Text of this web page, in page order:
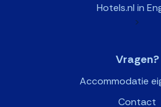
Hotels.nl in
>
Vragen?
Accommodatie
Contact